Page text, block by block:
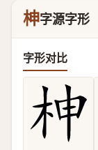
柛字源字形
字形对比